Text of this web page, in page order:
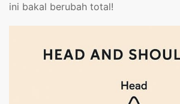
ini bakal berubah total!